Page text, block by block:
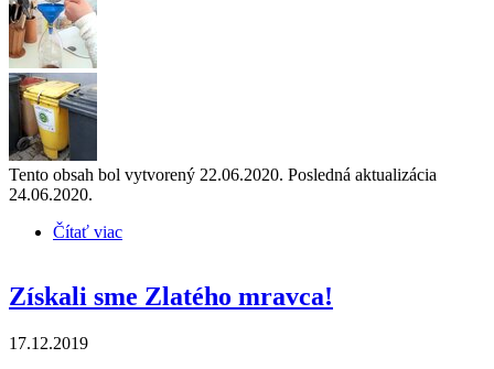
Tento obsah bol vytvorený 22.06.2020. Posledná aktualizácia
24.06.2020.
Čítať viac
Získali sme Zlatého mravca!
17.12.2019